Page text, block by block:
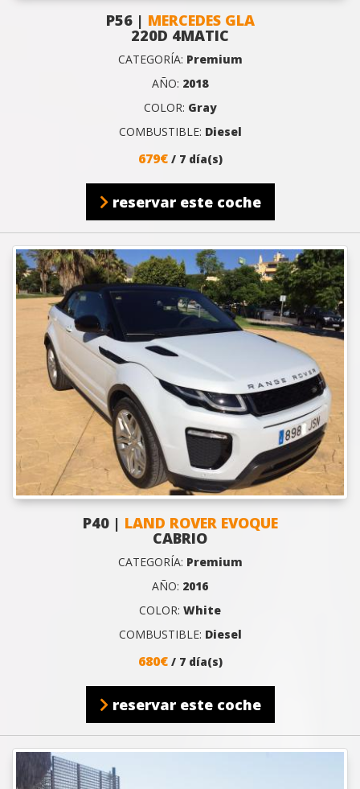
P56 | MERCEDES GLA
220D 4MATIC
CATEGORÍA: Premium
AÑO: 2018
COLOR: Gray
COMBUSTIBLE: Diesel
679€ / 7 día(s)
reservar este coche
P40 | LAND ROVER EVOQUE
CABRIO
CATEGORÍA: Premium
AÑO: 2016
COLOR: White
COMBUSTIBLE: Diesel
680€ / 7 día(s)
reservar este coche